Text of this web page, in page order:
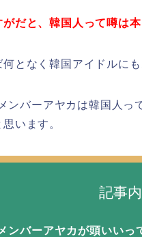
がだと、韓国人って噂は本
となく韓国アイドルに
ンバーアヤカは韓国人っ
います。
記事
ンバーアヤカが頭いいっ